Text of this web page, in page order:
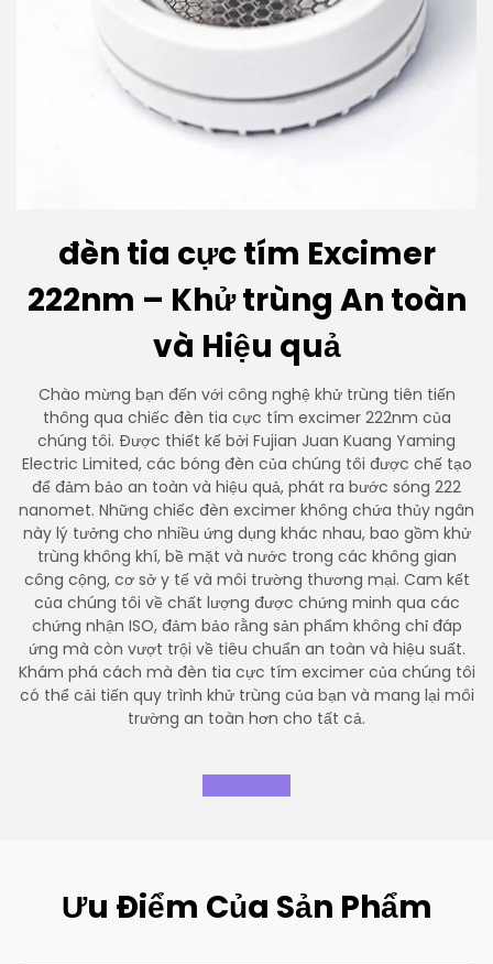
đèn tia cực tím Excimer
222nm – Khử trùng An toàn
và Hiệu quả
Chào mừng bạn đến với công nghệ khử trùng tiên tiến
thông qua chiếc đèn tia cực tím excimer 222nm của
chúng tôi. Được thiết kế bởi Fujian Juan Kuang Yaming
Electric Limited, các bóng đèn của chúng tôi được chế tạo
để đảm bảo an toàn và hiệu quả, phát ra bước sóng 222
nanomet. Những chiếc đèn excimer không chứa thủy ngân
này lý tưởng cho nhiều ứng dụng khác nhau, bao gồm khử
trùng không khí, bề mặt và nước trong các không gian
công cộng, cơ sở y tế và môi trường thương mại. Cam kết
của chúng tôi về chất lượng được chứng minh qua các
chứng nhận ISO, đảm bảo rằng sản phẩm không chỉ đáp
ứng mà còn vượt trội về tiêu chuẩn an toàn và hiệu suất.
Khám phá cách mà đèn tia cực tím excimer của chúng tôi
có thể cải tiến quy trình khử trùng của bạn và mang lại môi
trường an toàn hơn cho tất cả.
Ưu Điểm Của Sản Phẩm